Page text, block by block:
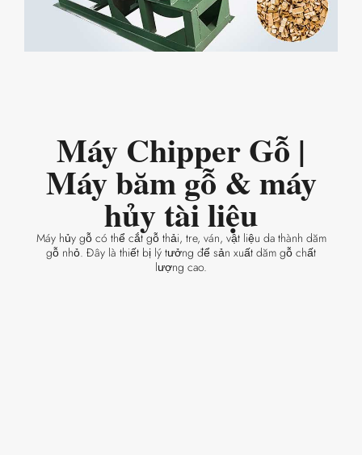
Máy Chipper Gỗ |
Máy băm gỗ & máy
hủy tài liệu
Máy hủy gỗ có thể cắt gỗ thải, tre, ván, vật liệu da thành dăm
gỗ nhỏ. Đây là thiết bị lý tưởng để sản xuất dăm gỗ chất
lượng cao.